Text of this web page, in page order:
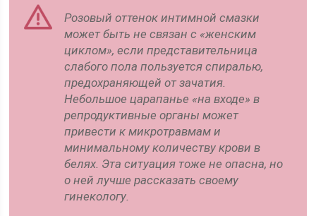
Розовый оттенок интимной смазки
может быть не связан с «женским
циклом», если представительница
слабого пола пользуется спиралью,
предохраняющей от зачатия.
Небольшое царапанье «на входе» в
репродуктивные органы может
привести к микротравмам и
минимальному количеству крови в
белях. Эта ситуация тоже не опасна, но
о ней лучше рассказать своему
гинекологу.